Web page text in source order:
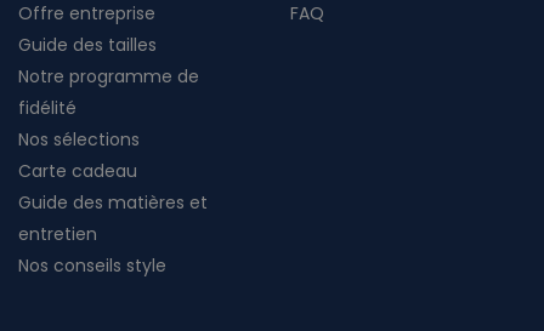
Offre entreprise
FAQ
Guide des tailles
Notre programme de
fidélité
Nos sélections
Carte cadeau
Guide des matières et
entretien
Nos conseils style